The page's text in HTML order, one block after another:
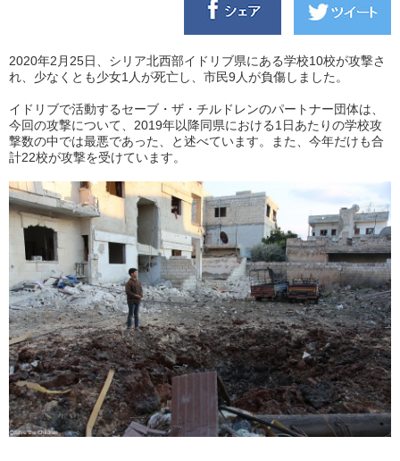
2020年2月25日、シリア北西部イドリブ県にある学校10校が攻撃さ
れ、少なくとも少女1人が死亡し、市民9人が負傷しました。
イドリブで活動するセーブ・ザ・チルドレンのパートナー団体は、
今回の攻撃について、2019年以降同県における1日あたりの学校攻
撃数の中では最悪であった、と述べています。また、今年だけも合
計22校が攻撃を受けています。